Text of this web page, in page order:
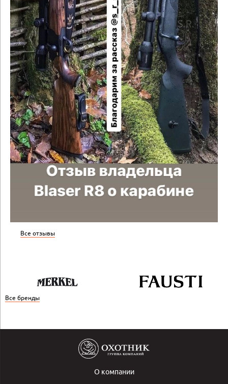
Все отзывы
Все бренды
О компании